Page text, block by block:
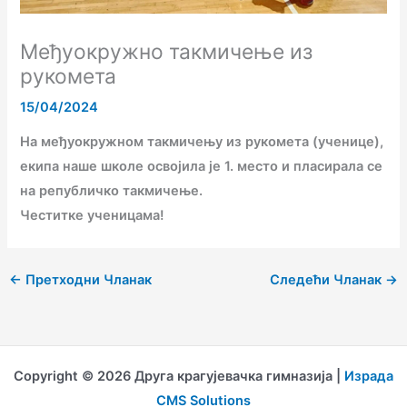
Међуокружно такмичење из
рукомета
15/04/2024
На међуокружном такмичењу из рукомета (ученице),
екипа наше школе освојила је 1. место и пласирала се
на републичко такмичење.
Честитке ученицама!
← Претходни Чланак Следећи Чланак →
Copyright © 2026 Друга крагујевачка гимназија | Израда
CMS Solutions